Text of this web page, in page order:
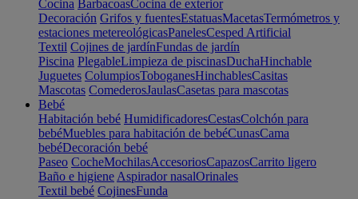
Cocina BarbacoasCocina de exterior
Decoración Grifos y fuentesEstatuasMacetasTermómetros y
estaciones metereológicasPanelesCesped Artificial
Textil Cojines de jardínFundas de jardín
Piscina PlegableLimpieza de piscinasDuchaHinchable
Juguetes ColumpiosToboganesHinchablesCasitas
Mascotas ComederosJaulasCasetas para mascotas
Bebé
Habitación bebé HumidificadoresCestasColchón para
bebéMuebles para habitación de bebéCunasCama
bebéDecoración bebé
Paseo CocheMochilasAccesoriosCapazosCarrito ligero
Baño e higiene Aspirador nasalOrinales
Textil bebé CojinesFunda